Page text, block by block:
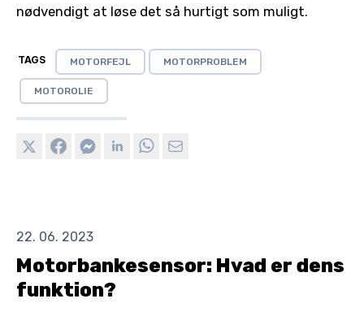
nødvendigt at løse det så hurtigt som muligt.
TAGS MOTORFEJL MOTORPROBLEM
MOTOROLIE
22. 06. 2023
Motorbankesensor: Hvad er dens
funktion?